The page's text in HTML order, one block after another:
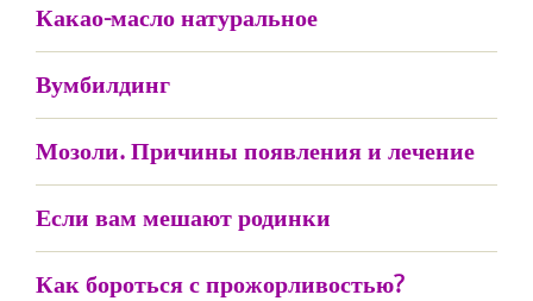
Какао-масло натуральное
Вумбилдинг
Мозоли. Причины появления и лечение
Если вам мешают родинки
Как бороться с прожорливостью?